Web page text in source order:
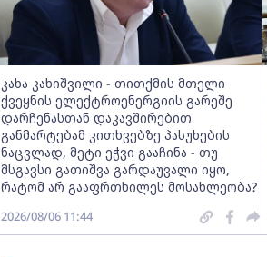
კახა კახიშვილი - თითქმის მთელი
ქვეყნის ელექტროენერგიის გარეშე
დარჩენასთან დაკავშირებით
განმარტებამ კითხვებზე პასუხების
ნაცვლად, მეტი ეჭვი გააჩინა - თუ
მსგავსი გათიშვა გარდაუვალი იყო,
რატომ არ გააფრთხილეს მოსახლეობა?
2026/08/06 11:44